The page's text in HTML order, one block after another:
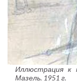
Иллюстрация к
Мазель. 1951 г.